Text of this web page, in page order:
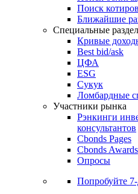
Облигации
Поиски
Поиск
Поиск
Поиск
Ближайшие
Специальные
Кривые
Best bid/ask
ЦФА
ESG
Сукук
Ломбардные
Участники рынка
Рэнкинги
Cbonds Pages